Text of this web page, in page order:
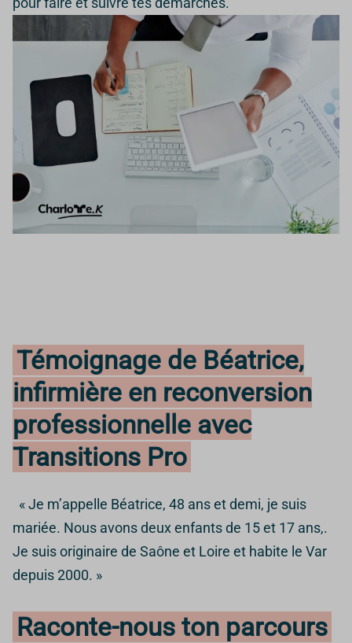
Témoignage de Béatrice,
infirmière en reconversion
professionnelle avec
Transitions Pro
« Je m’appelle Béatrice, 48 ans et demi, je suis
mariée. Nous avons deux enfants de 15 et 17 ans,.
Je suis originaire de Saône et Loire et habite le Var
depuis 2000. »
Raconte-nous ton parcours